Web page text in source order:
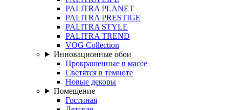
PALITRA PLANET
PALITRA PRESTIGE
PALITRA STYLE
PALITRA TREND
VOG Collection
Инновационные обои
Прокрашенные в массе
Светятся в темноте
Новые декоры
Помещение
Гостиная